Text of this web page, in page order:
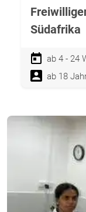
Südafrika
ab 4 - 24
ab 18